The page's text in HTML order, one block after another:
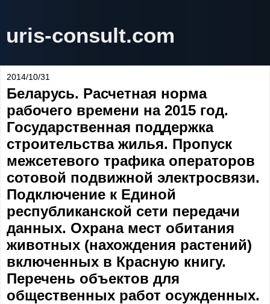
uris-consult.com
2014/10/31
Беларусь. Расчетная норма
рабочего времени на 2015 год.
Государственная поддержка
строительства жилья. Пропуск
межсетевого трафика операторов
сотовой подвижной электросвязи.
Подключение к Единой
республиканской сети передачи
данных. Охрана мест обитания
животных (нахождения растений)
включенных в Красную книгу.
Перечень объектов для
общественных работ осужденных.